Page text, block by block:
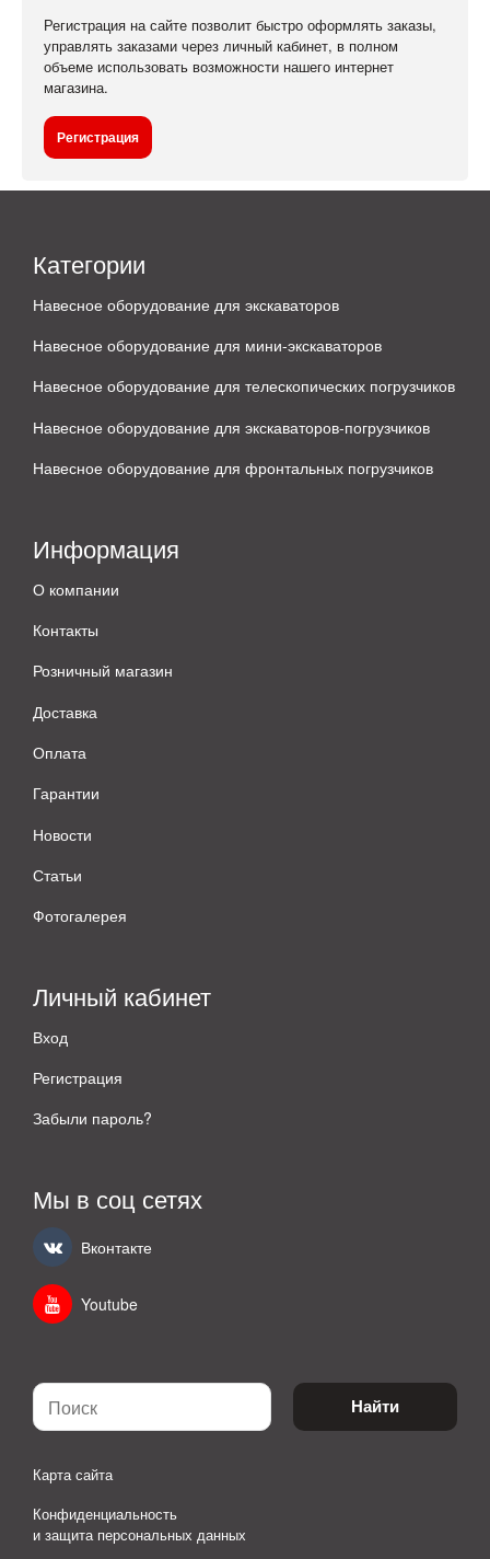
Регистрация на сайте позволит быстро оформлять заказы,
управлять заказами через личный кабинет, в полном
объеме использовать возможности нашего интернет
магазина.
Регистрация
Категории
Навесное оборудование для экскаваторов
Навесное оборудование для мини-экскаваторов
Навесное оборудование для телескопических погрузчиков
Навесное оборудование для экскаваторов-погрузчиков
Навесное оборудование для фронтальных погрузчиков
Информация
О компании
Контакты
Розничный магазин
Доставка
Оплата
Гарантии
Новости
Статьи
Фотогалерея
Личный кабинет
Вход
Регистрация
Забыли пароль?
Мы в соц сетях
Вконтакте
Youtube
Найти
Карта сайта
Конфиденциальность
и защита персональных данных